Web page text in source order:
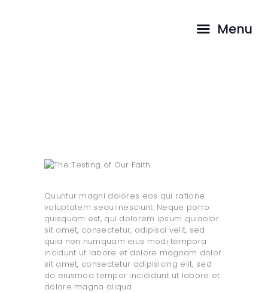
Menu
Quuntur magni dolores eos qui ratione
voluptatem sequi nesciunt. Neque porro
quisquam est, qui dolorem ipsum quiaolor
sit amet, consectetur, adipisci velit, sed
quia non numquam eius modi tempora
incidunt ut labore et dolore magnam dolor
sit amet, consectetur adipisicing elit, sed
do eiusmod tempor incididunt ut labore et
dolore magna aliqua.